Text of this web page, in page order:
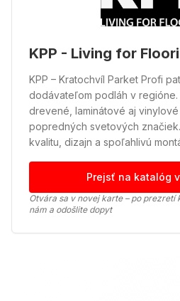
KPP - Living for
KPP – Kratochvíl Parket Profi
dodávateľom podláh v
drevené, laminátové aj
popredných svetových
kvalitu, dizajn a spoľahlivú
Prejsť na katalóg
Otvára sa v novej karte – po
nám a odošlite dopyt